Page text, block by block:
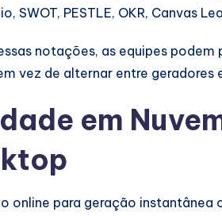
PESTLE, OKR, Canvas
notações, as equipes podem
vez de alternar entre geradores
em
online para geração instantânea